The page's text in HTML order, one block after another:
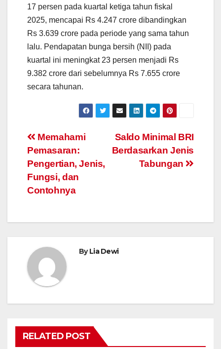
17 persen pada kuartal ketiga tahun fiskal
2025, mencapai Rs 4.247 crore dibandingkan
Rs 3.639 crore pada periode yang sama tahun
lalu. Pendapatan bunga bersih (NII) pada
kuartal ini meningkat 23 persen menjadi Rs
9.382 crore dari sebelumnya Rs 7.655 crore
secara tahunan.
Navigasi
pos
Saldo Minimal BRI
Berdasarkan Jenis
Tabungan
Memahami
Pemasaran:
Pengertian, Jenis,
Fungsi, dan
Contohnya
ByLia Dewi
RELATED POST